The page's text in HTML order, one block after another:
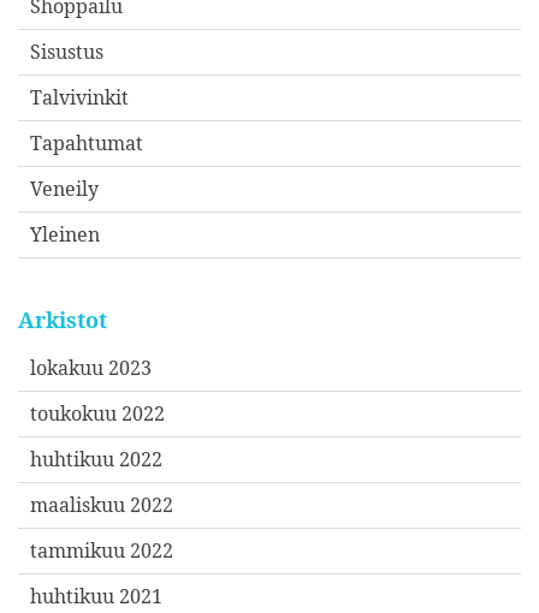
Shoppailu
Sisustus
Talvivinkit
Tapahtumat
Veneily
Yleinen
Arkistot
lokakuu 2023
toukokuu 2022
huhtikuu 2022
maaliskuu 2022
tammikuu 2022
huhtikuu 2021